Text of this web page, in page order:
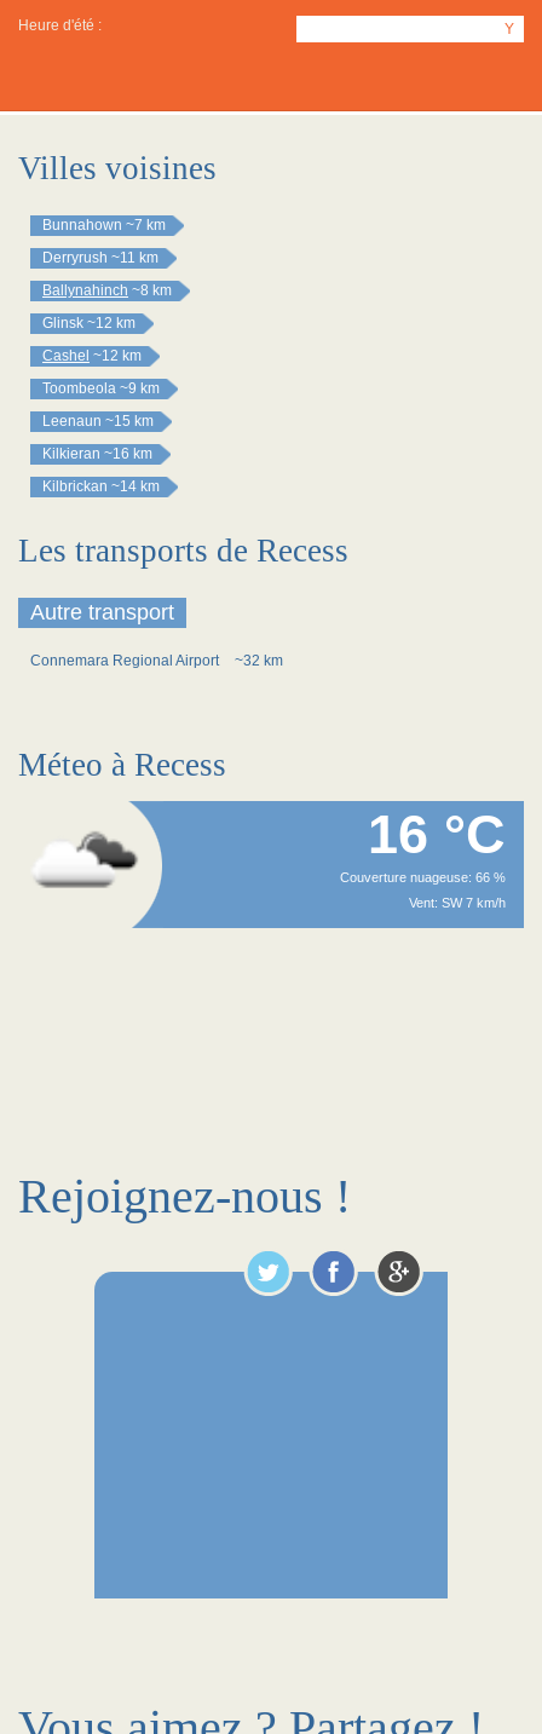
Heure d'été : Y
Villes voisines
Bunnahown ~7 km
Derryrush ~11 km
Ballynahinch ~8 km
Glinsk ~12 km
Cashel ~12 km
Toombeola ~9 km
Leenaun ~15 km
Kilkieran ~16 km
Kilbrickan ~14 km
Les transports de Recess
Autre transport
Connemara Regional Airport ~32 km
Méteo à Recess
16 °C
Couverture nuageuse: 66 %
Vent: SW 7 km/h
Rejoignez-nous !